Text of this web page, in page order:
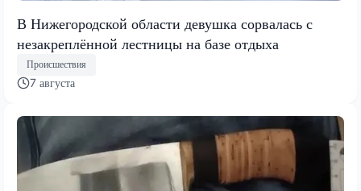
В Нижегородской области девушка сорвалась с
незакреплённой лестницы на базе отдыха
Происшествия
7 августа